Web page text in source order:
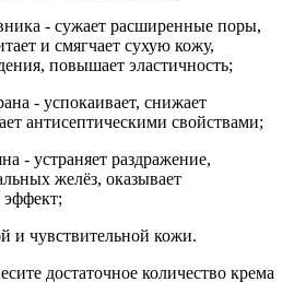
- сужает расширенные поры,
и смягчает сухую кожу,
повышает эластичность;
- успокаивает, снижает
антисептическими свойствами;
- устраняет раздражение,
желёз, оказывает
и чувствительной кожи.
достаточное количество крема